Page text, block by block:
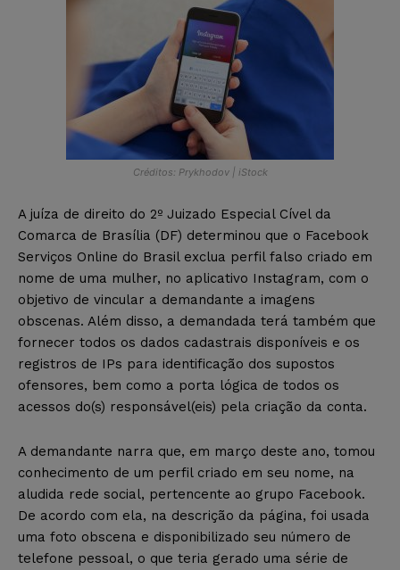
Créditos: Prykhodov | iStock
A juíza de direito do 2º Juizado Especial Cível da
Comarca de Brasília (DF) determinou que o Facebook
Serviços Online do Brasil exclua perfil falso criado em
nome de uma mulher, no aplicativo Instagram, com o
objetivo de vincular a demandante a imagens
obscenas. Além disso, a demandada terá também que
fornecer todos os dados cadastrais disponíveis e os
registros de IPs para identificação dos supostos
ofensores, bem como a porta lógica de todos os
acessos do(s) responsável(eis) pela criação da conta.
A demandante narra que, em março deste ano, tomou
conhecimento de um perfil criado em seu nome, na
aludida rede social, pertencente ao grupo Facebook.
De acordo com ela, na descrição da página, foi usada
uma foto obscena e disponibilizado seu número de
telefone pessoal, o que teria gerado uma série de